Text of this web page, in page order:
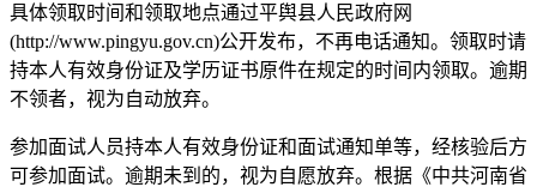
具体领取时间和领取地点通过平舆县人民政府网
(http://www.pingyu.gov.cn)公开发布，不再电话通知。领取时请
持本人有效身份证及学历证书原件在规定的时间内领取。逾期
不领者，视为自动放弃。
参加面试人员持本人有效身份证和面试通知单等，经核验后方
可参加面试。逾期未到的，视为自愿放弃。根据《中共河南省